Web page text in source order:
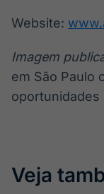
Website:
Imagem
em São Paulo
oportunidades
Veja